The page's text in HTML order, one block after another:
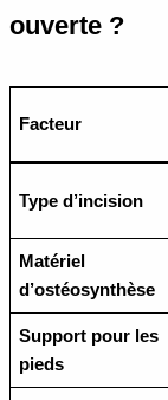
ouverte ?
Facteur
Type d’incision
Matériel
d’ostéosynthèse
Support pour les
pieds